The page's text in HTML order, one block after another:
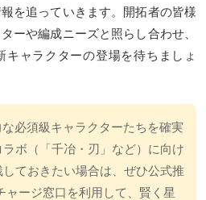
を追っていきます。開拓者の皆様
ーや編成ニーズと照らし合わせ、
ャラクターの登場を待ちましょ
必須級キャラクターたちを確実
ボ（「千冶・刃」など）に向け
ておきたい場合は、ぜひ公式推
ャージ窓口を利用して、賢く星